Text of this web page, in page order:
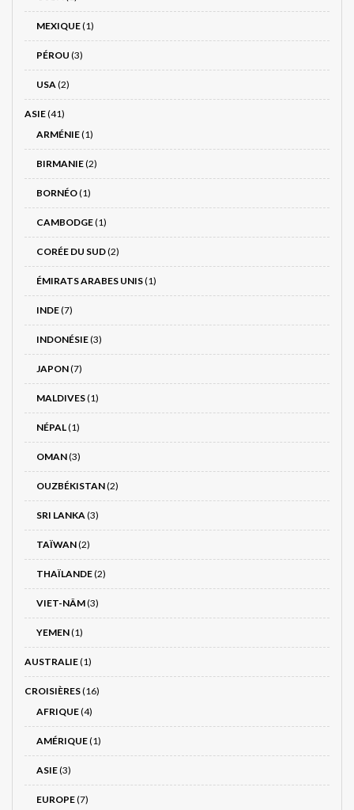
MEXIQUE(1)
PÉROU (3)
USA (2)
ASIE(41)
ARMÉNIE(1)
BIRMANIE(2)
BORNÉO(1)
CAMBODGE(1)
CORÉE DU SUD(2)
ÉMIRATS ARABES UNIS(1)
INDE(7)
INDONÉSIE(3)
JAPON(7)
MALDIVES(1)
NÉPAL(1)
OMAN(3)
OUZBÉKISTAN(2)
SRI LANKA (3)
TAÏWAN(2)
THAÏLANDE(2)
VIET-NÂM(3)
YEMEN(1)
AUSTRALIE(1)
CROISIÈRES(16)
AFRIQUE(4)
AMÉRIQUE(1)
ASIE(3)
EUROPE(7)